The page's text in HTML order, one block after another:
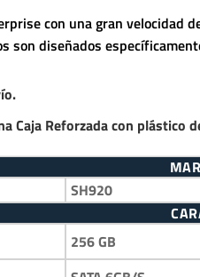
con una gran
son diseñados
Caja Reforzada con plástico
SH920
256 GB